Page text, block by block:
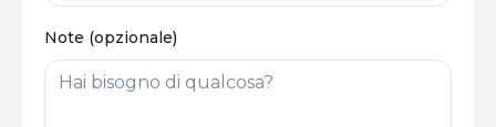
Note (opzionale)